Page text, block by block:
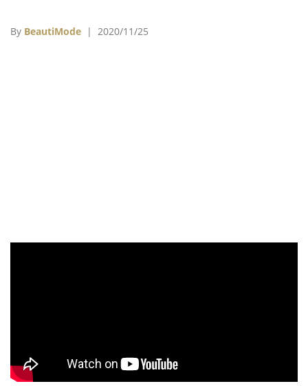
自己心儀的包款，若想要追求更獨一無二的設計，精品
By BeautiMode | 2020/11/25